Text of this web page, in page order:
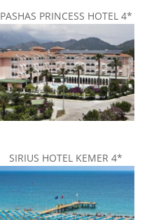
PASHAS PRINCESS HOTEL 4*
SIRIUS HOTEL KEMER 4*